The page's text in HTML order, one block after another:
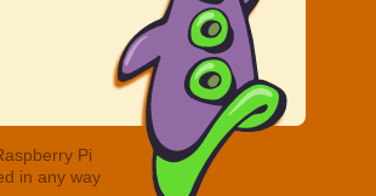
Pi
in any way